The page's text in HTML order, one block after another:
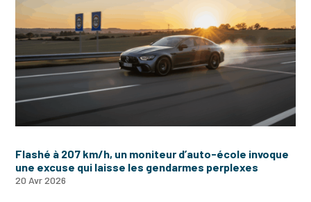
Flashé à 207 km/h, un moniteur d’auto-école invoque
une excuse qui laisse les gendarmes perplexes
20 Avr 2026